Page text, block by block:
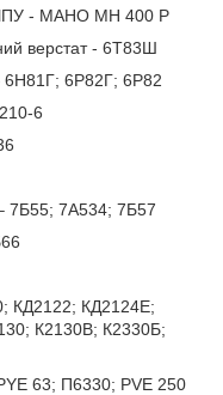
- MAHO MH 400 P
верстат - 6Т83Ш
6Н81Г; 6Р82Г; 6Р82
6
7Б55; 7А534; 7Б57
КД2122; КД2124Е;
К2130В; К2330Б;
63; П6330; PVE 250